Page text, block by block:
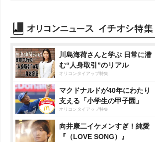
川島海荷さんと学ぶ 日常に潜
む“人身取引”のリアル
オリコンタイアップ特集
マクドナルドが40年にわたり
支える「小学生の甲子園」
オリコンタイアップ特集
向井康二イケメンすぎ！純愛
『（LOVE SONG）』